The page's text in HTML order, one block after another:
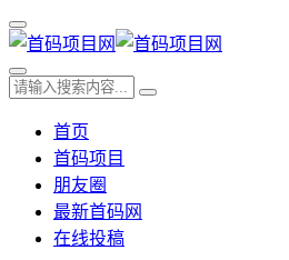
首页
首码项目
朋友圈
最新首码网
在线投稿